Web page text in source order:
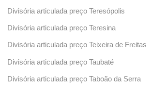
Divisória articulada preço Teresópolis
Divisória articulada preço Teresina
Divisória articulada preço Teixeira de Freitas
Divisória articulada preço Taubaté
Divisória articulada preço Taboão da Serra